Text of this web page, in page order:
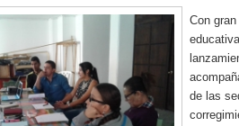
Con
de las